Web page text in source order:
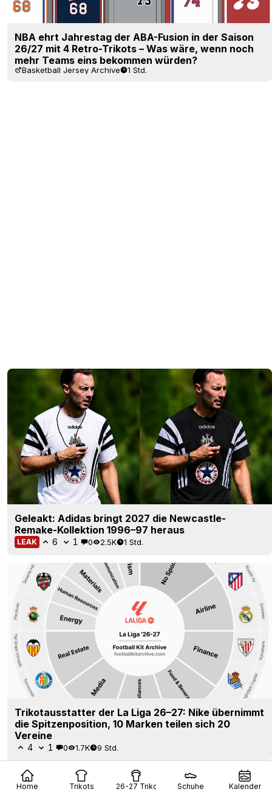
Home Trikots 26-27 Trikots Schuhe Kalender
NBA ehrt Jahrestag der ABA-Fusion in der Saison
26/27 mit 4 Retro-Trikots – Was wäre, wenn noch
mehr Teams eins bekommen würden?
Basketball Jersey Archive 1 Std.
Geleakt: Adidas bringt 2027 die Newcastle-
Remake-Kollektion 1996–97 heraus
LEAK 6 1 0 2.5K 1 Std.
Trikotausstatter der La Liga 26–27: Nike übernimmt
die Spitzenposition, 10 Marken teilen sich 20
Vereine
4 1 0 1.7K 9 Std.